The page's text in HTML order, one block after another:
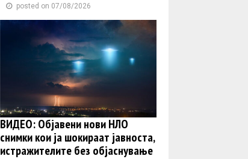
posted on 07/08/2026
ВИДЕО: Објавени нови НЛО
снимки кои ја шокираат јавноста,
истражителите без објаснување